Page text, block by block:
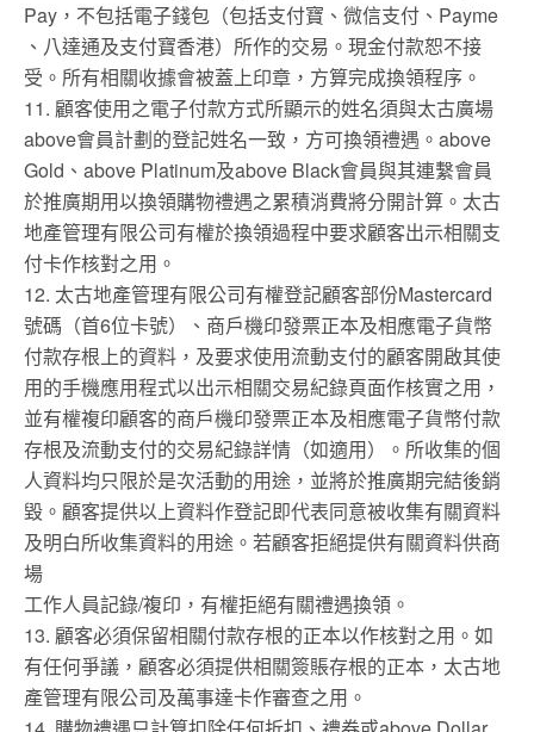
Pay，不包括電子錢包（包括支付寶、微信支付、Payme
、八達通及支付寶香港）所作的交易。現金付款恕不接
受。所有相關收據會被蓋上印章，方算完成換領程序。
11. 顧客使用之電子付款方式所顯示的姓名須與太古廣場
above會員計劃的登記姓名一致，方可換領禮遇。above
Gold、above Platinum及above Black會員與其連繫會員
於推廣期用以換領購物禮遇之累積消費將分開計算。太古
地產管理有限公司有權於換領過程中要求顧客出示相關支
付卡作核對之用。
12. 太古地產管理有限公司有權登記顧客部份Mastercard
號碼（首6位卡號）、商戶機印發票正本及相應電子貨幣
付款存根上的資料，及要求使用流動支付的顧客開啟其使
用的手機應用程式以出示相關交易紀錄頁面作核實之用，
並有權複印顧客的商戶機印發票正本及相應電子貨幣付款
存根及流動支付的交易紀錄詳情（如適用）。所收集的個
人資料均只限於是次活動的用途，並將於推廣期完結後銷
毀。顧客提供以上資料作登記即代表同意被收集有關資料
及明白所收集資料的用途。若顧客拒絕提供有關資料供商
場
工作人員記錄/複印，有權拒絕有關禮遇換領。
13. 顧客必須保留相關付款存根的正本以作核對之用。如
有任何爭議，顧客必須提供相關簽賬存根的正本，太古地
產管理有限公司及萬事達卡作審查之用。